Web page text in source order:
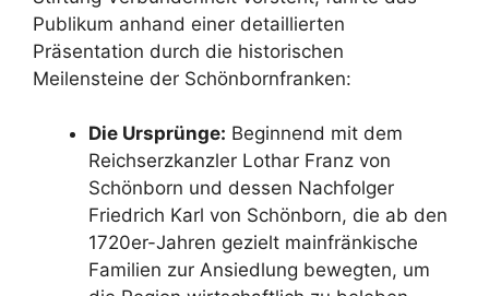
Publikum anhand einer detaillierten
Präsentation durch die historischen
Meilensteine der Schönbornfranken:
Die Ursprünge: Beginnend mit dem
Reichserzkanzler Lothar Franz von
Schönborn und dessen Nachfolger
Friedrich Karl von Schönborn, die ab den
1720er-Jahren gezielt mainfränkische
Familien zur Ansiedlung bewegten, um